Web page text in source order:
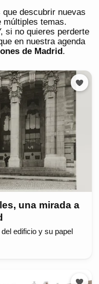
descubrir nuevas
múltiples temas.
si no quieres perderte
en nuestra agenda
de Madrid.
una mirada a
edificio y su papel